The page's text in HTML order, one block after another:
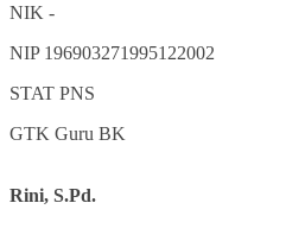
NIK -
NIP 196903271995122002
STAT PNS
GTK Guru BK
Rini, S.Pd.